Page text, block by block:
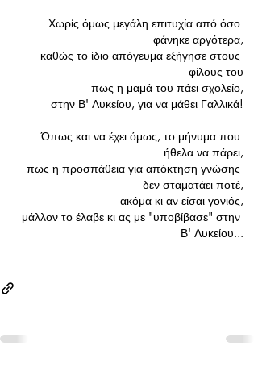
Χωρίς όμως μεγάλη επιτυχία από όσο
φάνηκε αργότερα,
καθώς το ίδιο απόγευμα εξήγησε στους
φίλους του
πως η μαμά του πάει σχολείο,
στην Β' Λυκείου, για να μάθει Γαλλικά!
Όπως και να έχει όμως, το μήνυμα που
ήθελα να πάρει,
πως η προσπάθεια για απόκτηση γνώσης
δεν σταματάει ποτέ,
ακόμα κι αν είσαι γονιός,
μάλλον το έλαβε κι ας με "υποβίβασε" στην
Β' Λυκείου...